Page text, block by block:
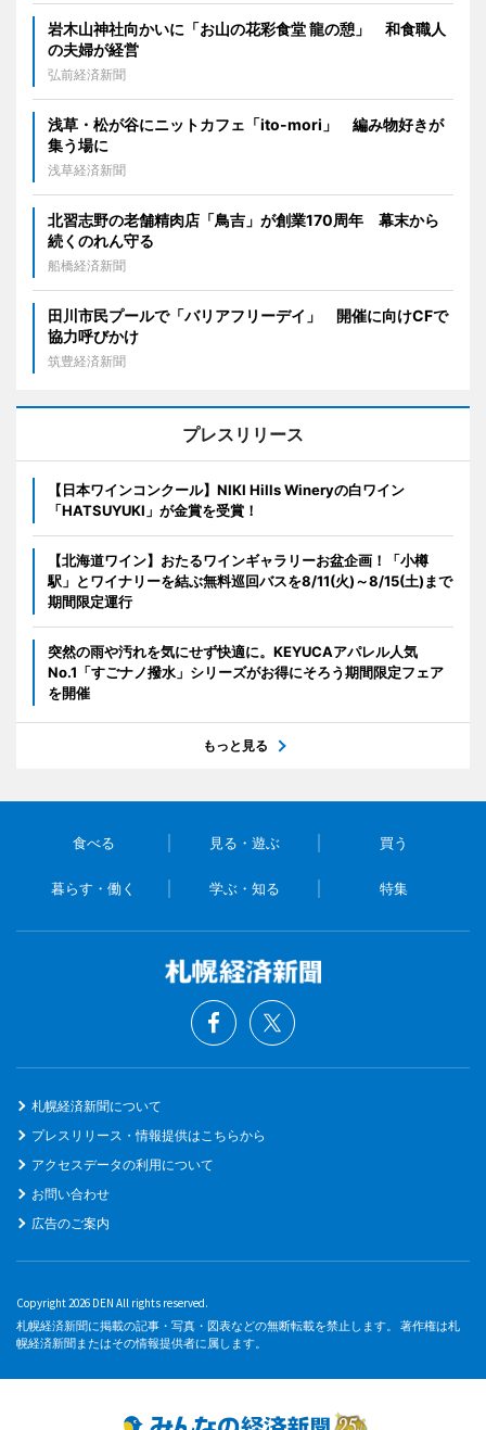
岩木山神社向かいに「お山の花彩食堂 龍の憩」 和食職人
の夫婦が経営
弘前経済新聞
浅草・松が谷にニットカフェ「ito-mori」 編み物好きが
集う場に
浅草経済新聞
北習志野の老舗精肉店「鳥吉」が創業170周年 幕末から
続くのれん守る
船橋経済新聞
田川市民プールで「バリアフリーデイ」 開催に向けCFで
協力呼びかけ
筑豊経済新聞
プレスリリース
【日本ワインコンクール】NIKI Hills Wineryの白ワイン
「HATSUYUKI」が金賞を受賞！
【北海道ワイン】おたるワインギャラリーお盆企画！「小樽
駅」とワイナリーを結ぶ無料巡回バスを8/11(火)～8/15(土)まで
期間限定運行
突然の雨や汚れを気にせず快適に。KEYUCAアパレル人気
No.1「すごナノ撥水」シリーズがお得にそろう期間限定フェア
を開催
もっと見る
食べる 見る・遊ぶ 買う
暮らす・働く 学ぶ・知る 特集
札幌経済新聞について
プレスリリース・情報提供はこちらから
アクセスデータの利用について
お問い合わせ
広告のご案内
Copyright 2026 DEN All rights reserved.
札幌経済新聞に掲載の記事・写真・図表などの無断転載を禁止します。 著作権は札
幌経済新聞またはその情報提供者に属します。